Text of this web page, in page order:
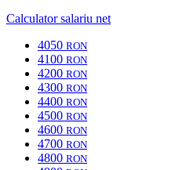
Calculator salariu net
4050 RON
4100 RON
4200 RON
4300 RON
4400 RON
4500 RON
4600 RON
4700 RON
4800 RON